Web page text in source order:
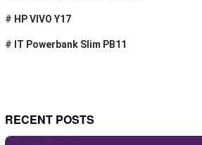
# HP VIVO Y17
# IT Powerbank Slim PB11
RECENT POSTS